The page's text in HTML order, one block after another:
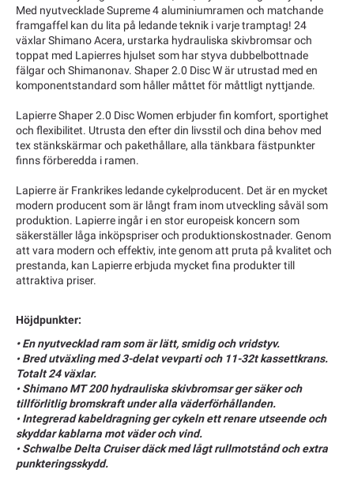
Med nyutvecklade Supreme 4 aluminiumramen och matchande
framgaffel kan du lita på ledande teknik i varje tramptag! 24
växlar Shimano Acera, urstarka hydrauliska skivbromsar och
toppat med Lapierres hjulset som har styva dubbelbottnade
fälgar och Shimanonav. Shaper 2.0 Disc W är utrustad med en
komponentstandard som håller måttet för måttligt nyttjande.
Lapierre Shaper 2.0 Disc Women erbjuder fin komfort, sportighet
och flexibilitet. Utrusta den efter din livsstil och dina behov med
tex stänkskärmar och pakethållare, alla tänkbara fästpunkter
finns förberedda i ramen.
Lapierre är Frankrikes ledande cykelproducent. Det är en mycket
modern producent som är långt fram inom utveckling såväl som
produktion. Lapierre ingår i en stor europeisk koncern som
säkerställer låga inköpspriser och produktionskostnader. Genom
att vara modern och effektiv, inte genom att pruta på kvalitet och
prestanda, kan Lapierre erbjuda mycket fina produkter till
attraktiva priser.
Höjdpunkter:
• En nyutvecklad ram som är lätt, smidig och vridstyv.
• Bred utväxling med 3-delat vevparti och 11-32t kassettkrans.
Totalt 24 växlar.
• Shimano MT 200 hydrauliska skivbromsar ger säker och
tillförlitlig bromskraft under alla väderförhållanden.
• Integrerad kabeldragning ger cykeln ett renare utseende och
skyddar kablarna mot väder och vind.
• Schwalbe Delta Cruiser däck med lågt rullmotstånd och extra
punkteringsskydd.